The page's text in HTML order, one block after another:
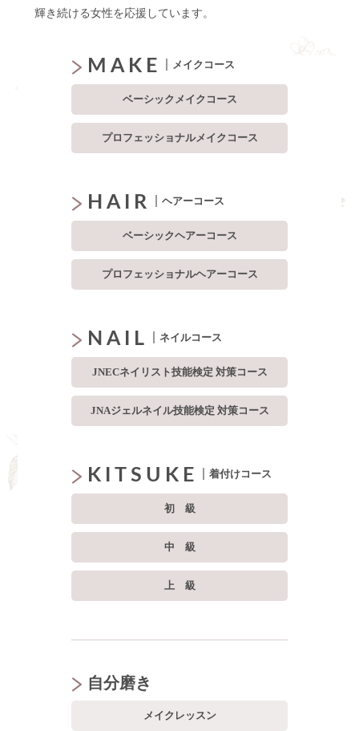
輝き続ける女性を応援しています。
MAKE メイクコース
ベーシックメイクコース
プロフェッショナルメイクコース
HAIR ヘアーコース
ベーシックヘアーコース
プロフェッショナルヘアーコース
NAIL ネイルコース
JNECネイリスト技能検定 対策コース
JNAジェルネイル技能検定 対策コース
KITSUKE 着付けコース
初級
中級
上級
自分磨き
メイクレッスン